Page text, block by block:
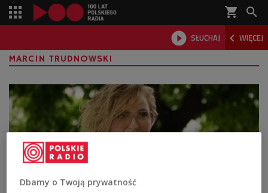
shopping_cart 
 SŁUCHAJ  WIĘCEJ

MARCIN TRUDNOWSKI
Dbamy o Twoją prywatność